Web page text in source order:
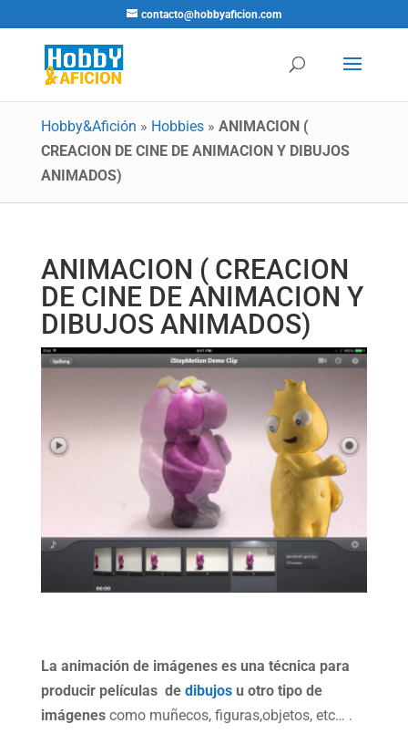
contacto@hobbyaficion.com
Hobby&Afición » Hobbies» ANIMACION (
CREACION DE CINE DE ANIMACION Y DIBUJOS
ANIMADOS)
ANIMACION ( CREACION
DE CINE DE ANIMACION Y
DIBUJOS ANIMADOS)
La animación de imágenes es una técnica para
producir películas de dibujosu otro tipo de
imágenes como muñecos, figuras,objetos, etc… .